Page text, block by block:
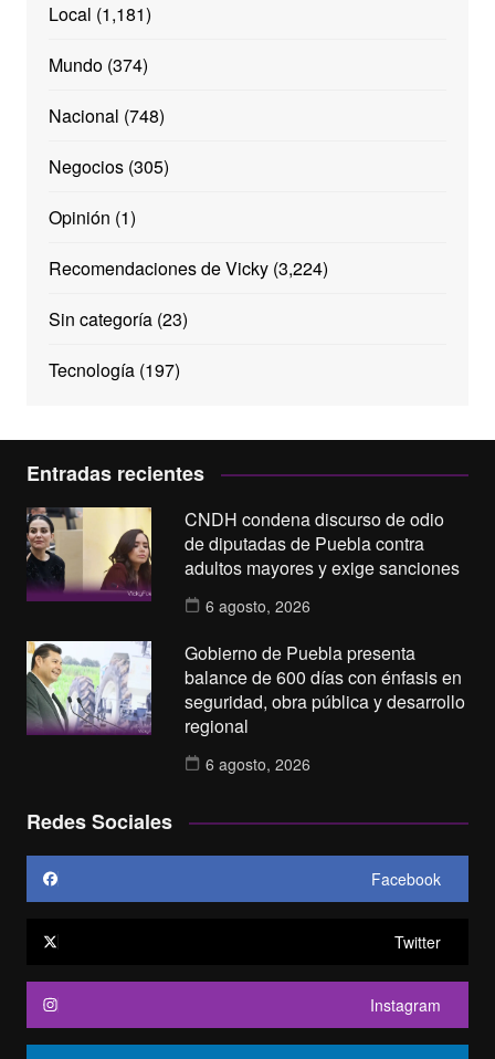
Local (1,181)
Mundo(374)
Nacional (748)
Negocios(305)
Opinión (1)
Recomendaciones de Vicky(3,224)
Sin categoría(23)
Tecnología(197)
Entradas recientes
CNDH condena discurso de odio
de diputadas de Puebla contra
adultos mayores y exige sanciones
6 agosto, 2026
Gobierno de Puebla presenta
balance de 600 días con énfasis en
seguridad, obra pública y desarrollo
regional
6 agosto, 2026
Redes Sociales
Facebook
Twitter
Instagram